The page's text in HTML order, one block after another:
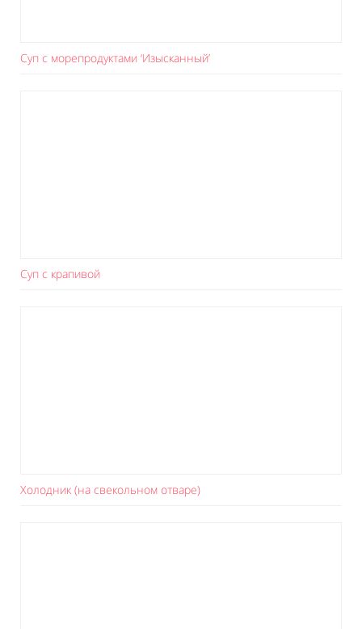
Суп с морепродуктами ‘Изысканный’
Суп с крапивой
Холодник (на свекольном отваре)